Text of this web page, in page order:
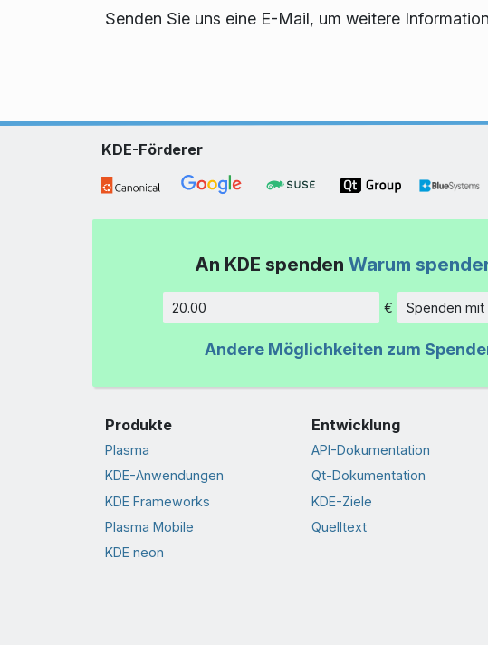
Senden Sie uns eine E-Mail, um weitere
KDE-Förderer
An KDE spenden Warum
Betrag
€ Spenden mit
Andere Möglichkeiten zum
Produkte
Plasma
KDE-Anwendungen
KDE Frameworks
Plasma Mobile
KDE neon
Entwicklung
API-Dokumentation
Qt-Dokumentation
KDE-Ziele
Quelltext